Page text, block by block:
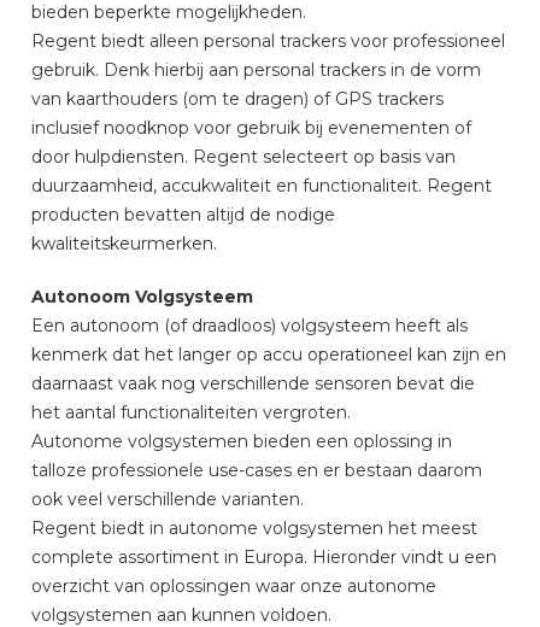
bieden beperkte mogelijkheden.
Regent biedt alleen personal trackers voor professioneel
gebruik. Denk hierbij aan personal trackers in de vorm
van kaarthouders (om te dragen) of GPS trackers
inclusief noodknop voor gebruik bij evenementen of
door hulpdiensten. Regent selecteert op basis van
duurzaamheid, accukwaliteit en functionaliteit. Regent
producten bevatten altijd de nodige
kwaliteitskeurmerken.
Autonoom Volgsysteem
Een autonoom (of draadloos) volgsysteem heeft als
kenmerk dat het langer op accu operationeel kan zijn en
daarnaast vaak nog verschillende sensoren bevat die
het aantal functionaliteiten vergroten.
Autonome volgsystemen bieden een oplossing in
talloze professionele use-cases en er bestaan daarom
ook veel verschillende varianten.
Regent biedt in autonome volgsystemen het meest
complete assortiment in Europa. Hieronder vindt u een
overzicht van oplossingen waar onze autonome
volgsystemen aan kunnen voldoen.